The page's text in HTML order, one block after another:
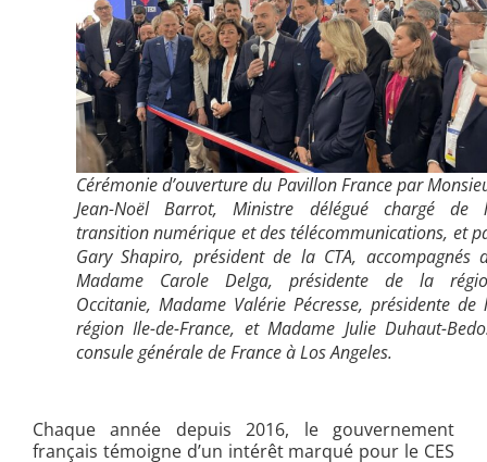
Cérémonie d’ouverture du Pavillon France par
Jean-Noël Barrot, Ministre délégué chargé de
transition numérique et des télécommunications, et
Gary Shapiro, président de la CTA, accompagnés
Madame Carole Delga, présidente de la
Occitanie, Madame Valérie Pécresse, présidente de
région Ile-de-France, et Madame Julie Duhaut-
consule générale de France à Los Angeles.
Chaque année depuis 2016, le gouvernement
français témoigne d’un intérêt marqué pour le CES